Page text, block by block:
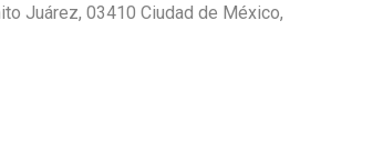
Juárez, 03410 Ciudad de México,